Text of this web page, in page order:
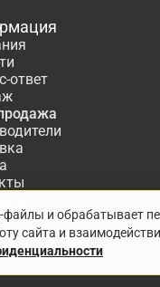
ответ
файлы и обрабатывает
сайта и